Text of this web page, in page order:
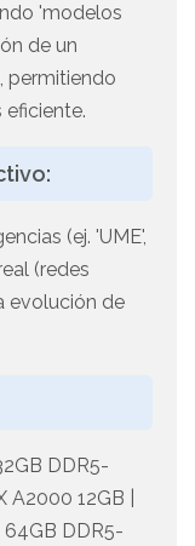
'modelos
de un
permitiendo
eficiente.
(ej. 'UME',
(redes
evolución de
DDR5-
12GB |
DDR5-